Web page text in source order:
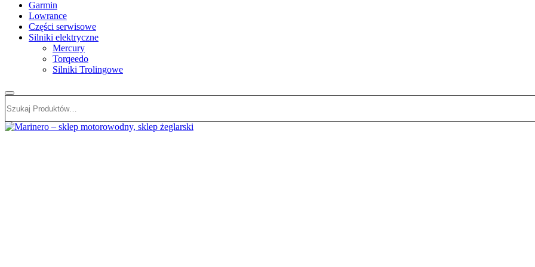
Garmin
Lowrance
Części serwisowe
Silniki elektryczne
Mercury
Torqeedo
Silniki Trolingowe